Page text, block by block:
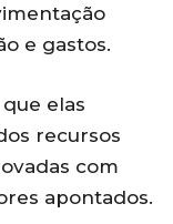
e gastos.
elas
recursos
com
apontados.